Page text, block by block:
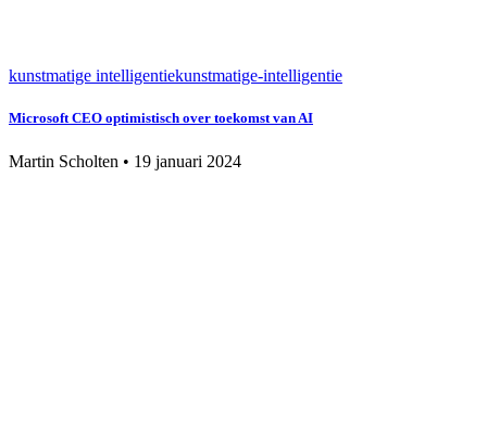
kunstmatige intelligentiekunstmatige-intelligentie
Microsoft CEO optimistisch over toekomst van AI
Martin Scholten • 19 januari 2024